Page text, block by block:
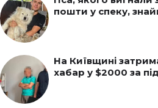
пошти у спеку,
На Київщині
хабар у $2000 за